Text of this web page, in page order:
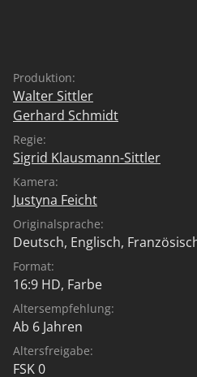
Produktion:
Walter Sittler
Gerhard Schmidt
Regie:
Sigrid Klausmann-Sittler
Kamera:
Justyna Feicht
Originalsprache:
Deutsch, Englisch,
Format:
16:9 HD, Farbe
Altersempfehlung:
Ab 6 Jahren
Altersfreigabe:
FSK 0